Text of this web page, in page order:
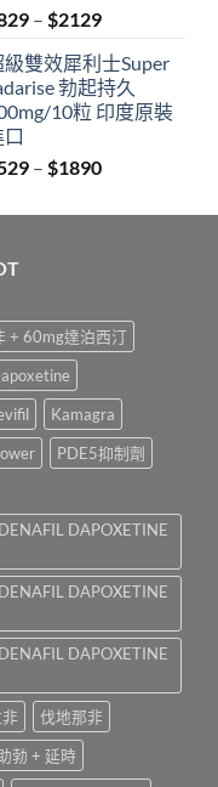
– $2129Price
$829
through
$2129
級雙效犀利士Super
勃起持久
10粒 印度原裝
– $1890Price
$529
+ 60mg達泊西汀
Kamagra
PDE5抑制劑
DAPOXETINE
DAPOXETINE
DAPOXETINE
伐地那非
勃 + 延時